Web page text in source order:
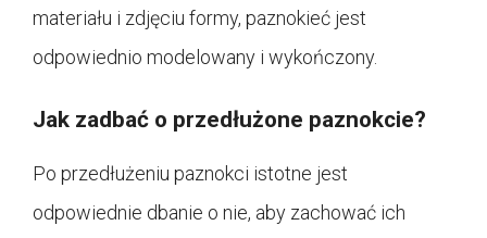
materiału i zdjęciu formy, paznokieć jest
odpowiednio modelowany i wykończony.
Jak zadbać o przedłużone paznokcie?
Po przedłużeniu paznokci istotne jest
odpowiednie dbanie o nie, aby zachować ich